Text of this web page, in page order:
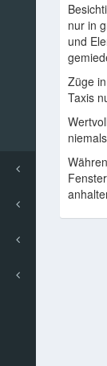
nur in
und
Züge
Taxis